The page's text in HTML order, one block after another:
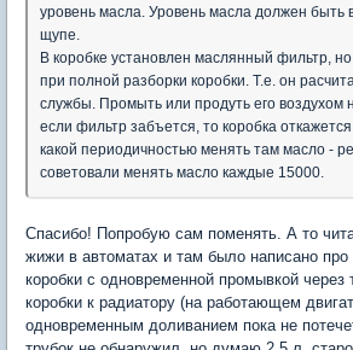
уровень масла. Уровень масла должен быть
щупе.
В коробке установлен маслянный фильтр,
при полной разборки коробки. Т.е. он
службы. Промыть или продуть его воздухом
если фильтр забъется, то коробка
какой периодичностью менять там масло -
советовали менять масло каждые 15000.
Спасибо! Попробую сам поменять. А то
жижи в автоматах и там было написано
коробки с одновременной промывкой
коробки к радиатору (на работающем
одновременным доливанием пока не